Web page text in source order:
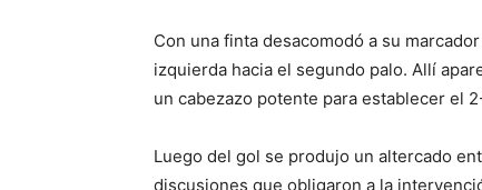
Con una finta desacomodó a su
izquierda hacia el segundo palo. Allí
un cabezazo potente para establecer el
Luego del gol se produjo un altercado
discusiones que obligaron a la